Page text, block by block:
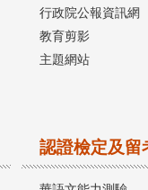
行政院公報資訊網
教育剪影
主題網站
認證檢定及留